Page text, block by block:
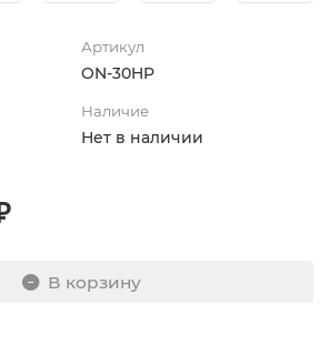
Артикул
ON-30HP
Наличие
Нет в наличии
В корзину